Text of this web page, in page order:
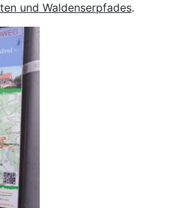
und Waldenserpfades.